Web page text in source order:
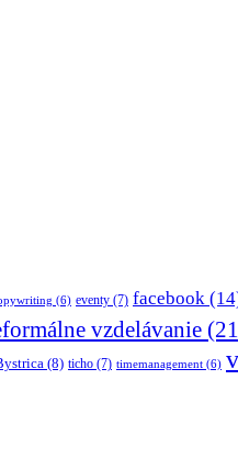
(6) eventy (7) facebook
vzdelávanie
(8) ticho (7) timemanagement (6)